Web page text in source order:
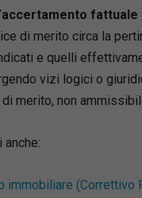
Onorario
esattoriali
fattuale
di merito circa la
e quelli
vizi logici o
merito, non
immobiliare (Correttivo